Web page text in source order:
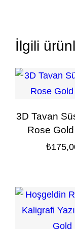
İlgili
3D Tavan
Rose Gold
₺